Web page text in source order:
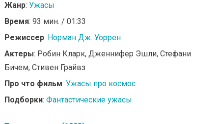
Жанр: Ужасы
Время: 93 мин. / 01:33
Режиссер: Норман Дж. Уоррен
Актеры: Робин Кларк, Дженнифер Эшли, Стефани
Бичем, Стивен Грайвз
Про что фильм: Ужасы про космос
Подборки: Фантастические ужасы